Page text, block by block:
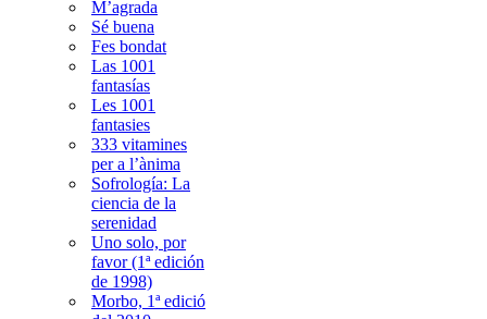
M’agrada
Sé buena
Fes bondat
Las 1001
fantasías
Les 1001
fantasies
333 vitamines
per a l’ànima
Sofrología: La
ciencia de la
serenidad
Uno solo, por
favor (1ª edición
de 1998)
Morbo, 1ª edició